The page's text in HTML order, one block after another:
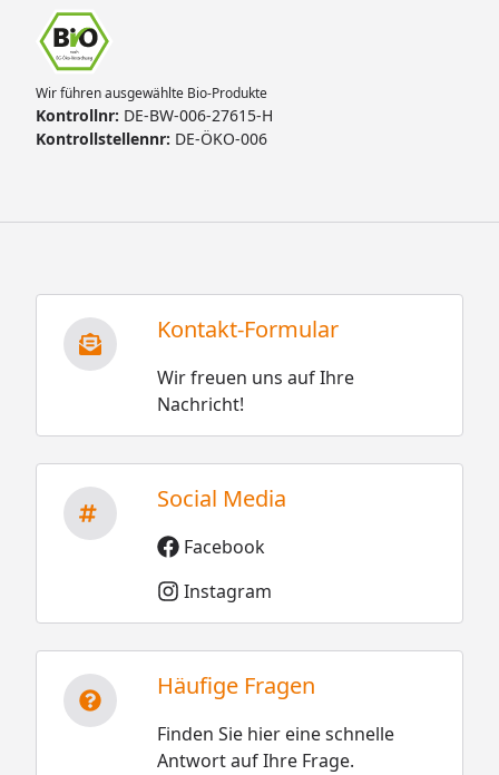
Wir führen ausgewählte Bio-Produkte
Kontrollnr: DE-BW-006-27615-H
Kontrollstellennr: DE-ÖKO-006
Kontakt-Formular
Wir freuen uns auf Ihre
Nachricht!
Social Media
Facebook
Instagram
Häufige Fragen
Finden Sie hier eine schnelle
Antwort auf Ihre Frage.